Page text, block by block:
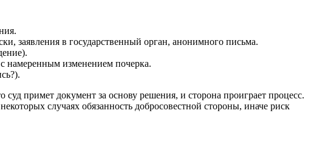
заявления в государственный орган, анонимного письма.
намеренным изменением почерка.
примет документ за основу решения, и сторона проиграет процесс.
случаях обязанность добросовестной стороны, иначе риск